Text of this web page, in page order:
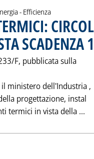
- Efficienza
F, pubblicata sulla
ministero dell'Industria ‚
progettazione, instal
termici in vista della ...